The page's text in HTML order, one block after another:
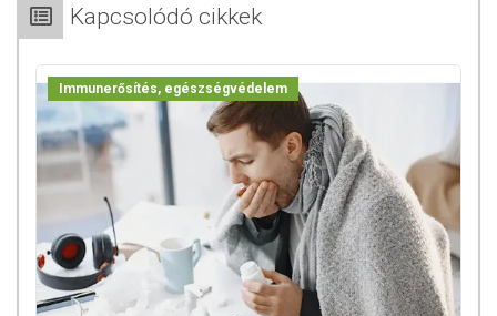
csomagolásán találják meg.
Kapcsolódó cikkek
Immunerősítés, egészségvédelem